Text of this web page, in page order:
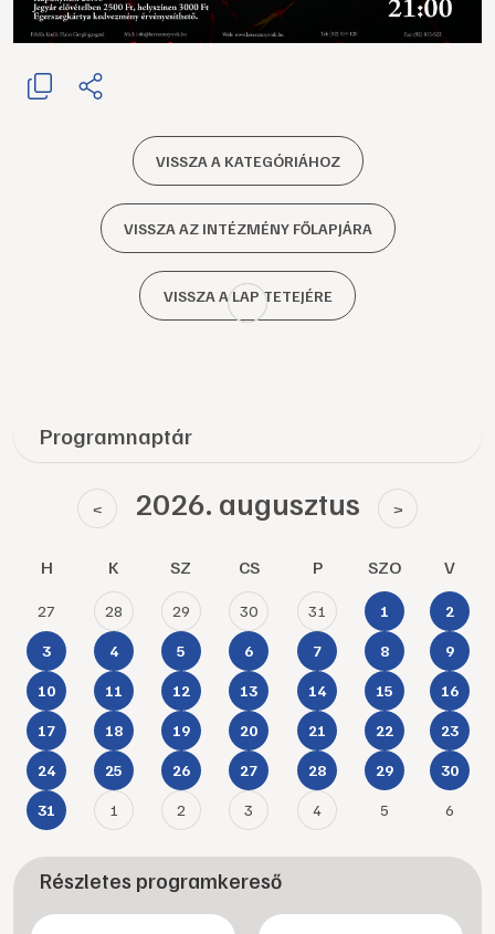
VISSZA A KATEGÓRIÁHOZ
VISSZA AZ INTÉZMÉNY FŐLAPJÁRA
VISSZA A LAP TETEJÉRE
Programnaptár
< 2026. augusztus >
H K SZ CS P SZO V
27 28 29 30 31 1 2
3 4 5 6 7 8 9
10 11 12 13 14 15 16
17 18 19 20 21 22 23
24 25 26 27 28 29 30
31 1 2 3 4 5 6
Részletes programkereső